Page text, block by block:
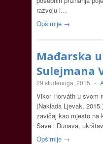
razvoju i…
Opširnije →
Mađarska
Sulejmana
29 studenoga, 2015 -
Vikor Horváth u svom
(Naklada Ljevak,
zavičaj kao mjesto na
Save i Dunava,
Opširnije →